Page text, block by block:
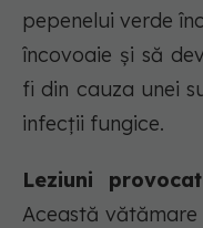
pepenelui verde
încovoaie și să
fi din cauza unei
infecții fungice.
Leziuni
Această